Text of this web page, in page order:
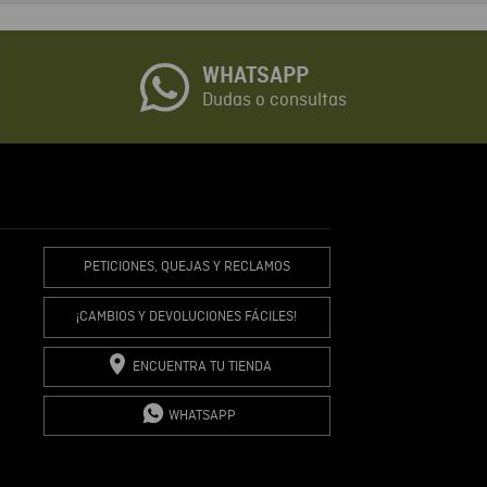
COMENTARIO
WHATSAPP
Dudas o consultas
PETICIONES, QUEJAS Y RECLAMOS
¡CAMBIOS Y DEVOLUCIONES FÁCILES!
ENCUENTRA TU TIENDA
WHATSAPP